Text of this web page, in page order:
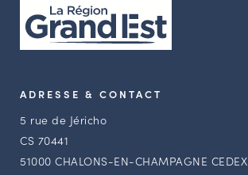
ADRESSE & CONTACT
5 rue de Jéricho
CS 70441
51000 CHALONS-EN-CHAMPAGNE CEDEX